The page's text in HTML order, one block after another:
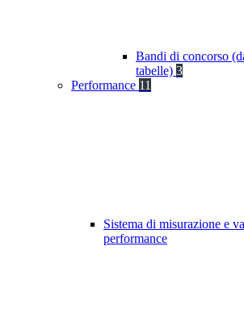
Bandi di concorso
tabelle) 3
Performance 11
Sistema di misurazione e
performance